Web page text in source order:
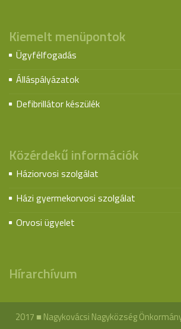
Kiemelt menüpontok
Ügyfélfogadás
Álláspályázatok
Defibrillátor készülék
Közérdekű információk
Háziorvosi szolgálat
Házi gyermekorvosi szolgálat
Orvosi ügyelet
Hírarchívum
2017 ■ Nagykovácsi Nagyközség